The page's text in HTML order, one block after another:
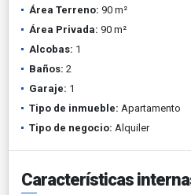
Área Terreno: 90 m²
Área Privada: 90 m²
Alcobas: 1
Baños: 2
Garaje: 1
Tipo de inmueble: Apartamento
Tipo de negocio: Alquiler
Características